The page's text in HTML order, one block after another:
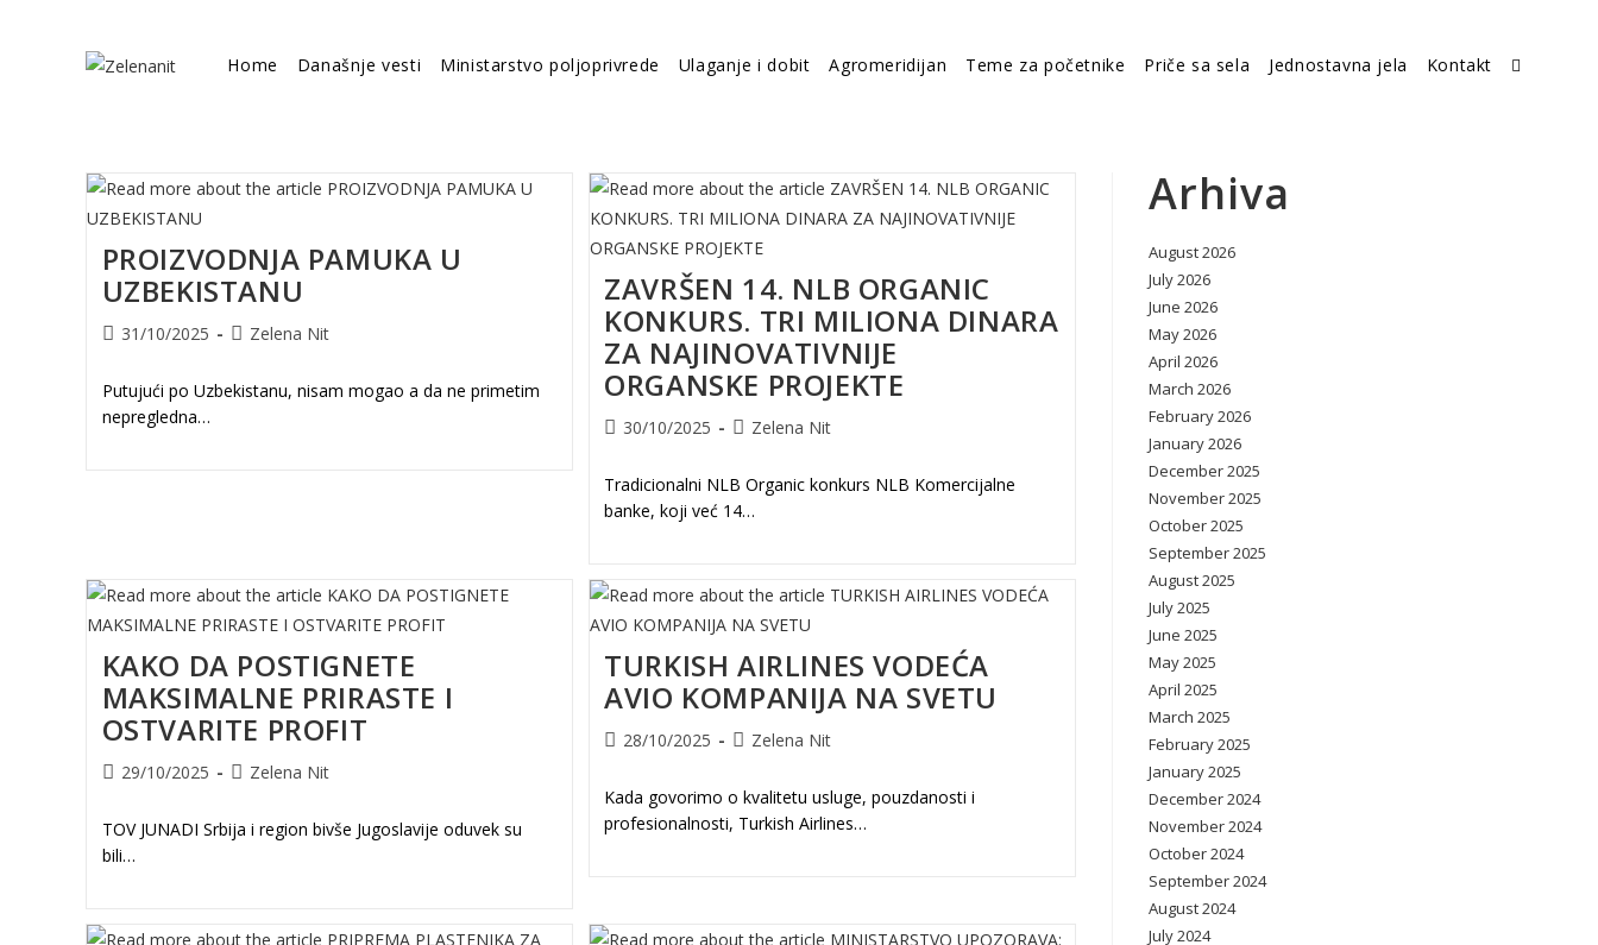
Home Današnje vesti Ministarstvo poljoprivrede Ulaganje i dobit Agromeridijan Teme za početnike Priče sa sela Jednostavna jela Kontakt Toggle
PROIZVODNJA PAMUKA U
UZBEKISTANU
Post31/10/2025
PostZelena Nit
Putujući po Uzbekistanu, nisam mogao a da ne primetim
nepregledna…
ZAVRŠEN 14. NLB ORGANIC
KONKURS. TRI MILIONA DINARA
ZA NAJINOVATIVNIJE
ORGANSKE PROJEKTE
Post30/10/2025
PostZelena Nit
Tradicionalni NLB Organic konkurs NLB Komercijalne
banke, koji već 14…
KAKO DA POSTIGNETE
MAKSIMALNE PRIRASTE I
OSTVARITE PROFIT
Post29/10/2025
PostZelena Nit
TOV JUNADI Srbija i region bivše Jugoslavije oduvek su
bili…
TURKISH AIRLINES VODEĆA
AVIO KOMPANIJA NA SVETU
Post28/10/2025
PostZelena Nit
Kada govorimo o kvalitetu usluge, pouzdanosti i
profesionalnosti, Turkish Airlines…
Arhiva
August 2026
July 2026
June 2026
May 2026
April 2026
March 2026
February 2026
January 2026
December 2025
November 2025
October 2025
September 2025
August 2025
July 2025
June 2025
May 2025
April 2025
March 2025
February 2025
January 2025
December 2024
November 2024
October 2024
September 2024
August 2024
July 2024